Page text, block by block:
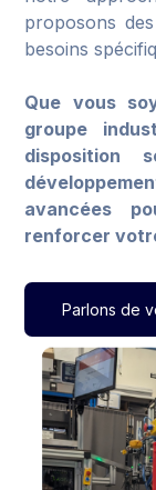
proposons
besoins
Que vous
groupe
disposition
avancées
renforcer
Parlons de